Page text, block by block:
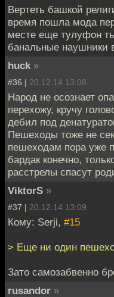
Вертеть башкой
время пошла мода
месте еще тулуфон
банальные наушники
huck »
#36 | 20.12.14 13:08
Народ не осознает
перехожу, кручу
дебил под
Пешеходы тоже не
пешеходам пора уже
бардак конечно,
расстрелы спасут
ViktorS »
#37 | 20.12.14 13:09
Кому: Serji, #15
> Еще ни один
Зато самозабвенно
rusandor »